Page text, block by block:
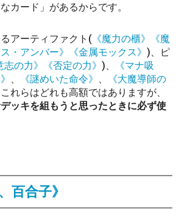
カード」があるからです。
アーティファクト( 《魔力の櫃》
《魔
・アンバー》 《金属モックス》)、ピ
志の力》 《否定の力》)、
《マナ吸
、 《謎めいた命令》 、
《大魔導師の
れらはどれも高額ではありますが、
ッキを組もうと思ったときに必ず使
百合子》